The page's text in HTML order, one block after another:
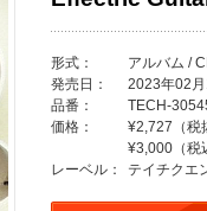
形式：
アルバム /
発売日：
2023年02月
品番：
TECH-
価格：
¥2,727（税
¥3,000（税
レーベル：
テイチクエ